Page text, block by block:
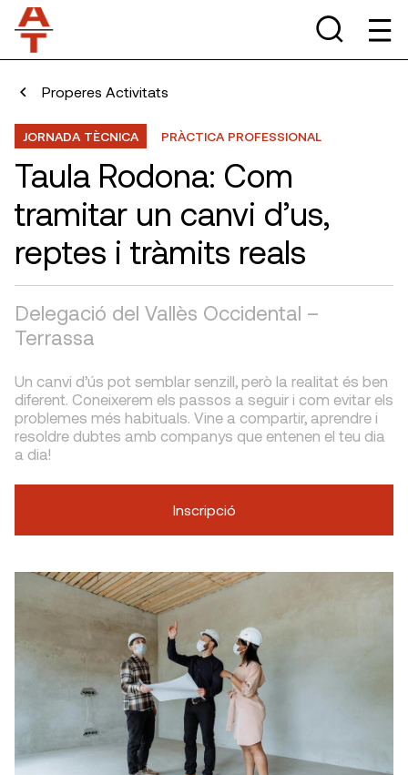
Properes Activitats
JORNADA TÈCNICA PRÀCTICA PROFESSIONAL
Taula Rodona: Com
tramitar un canvi d’us,
reptes i tràmits reals
Delegació del Vallès Occidental –
Terrassa
Un canvi d’ús pot semblar senzill, però la realitat és ben
diferent. Coneixerem els passos a seguir i com evitar els
problemes més habituals. Vine a compartir, aprendre i
resoldre dubtes amb companys que entenen el teu dia
a dia!
Inscripció